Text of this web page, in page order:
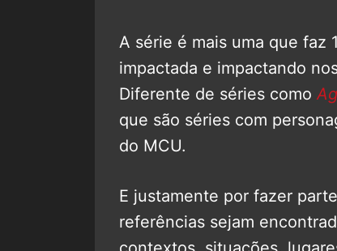
A série é mais uma que faz
impactada e impactando
Diferente de séries como
que são séries com
do MCU.
E justamente por fazer
referências sejam